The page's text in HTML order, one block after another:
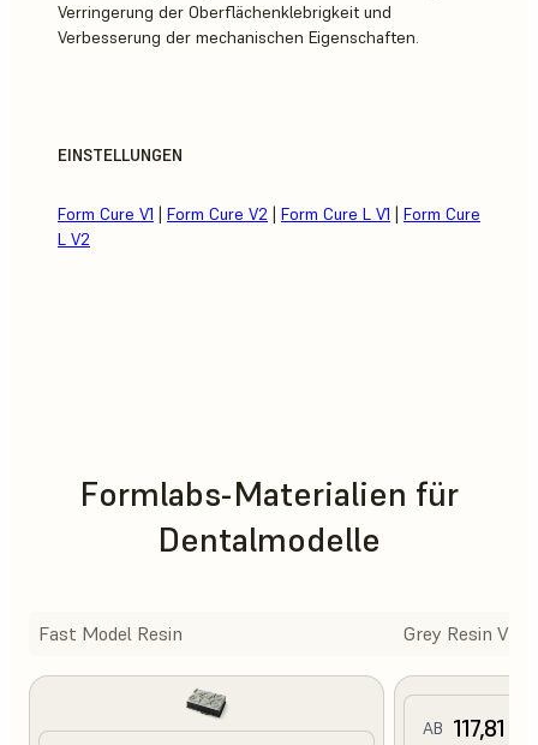
Verringerung der Oberflächenklebrigkeit und
Verbesserung der mechanischen Eigenschaften.
EINSTELLUNGEN
Form Cure V1 Form Cure V2 Form Cure L V1
Form Cure
L V2
Formlabs-Materialien für
Dentalmodelle
Fast Model Resin Grey Resin V5
AB 117,81 €